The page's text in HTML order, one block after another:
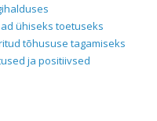
ühiseks toetuseks
tõhususe tagamiseks
ja positiivsed